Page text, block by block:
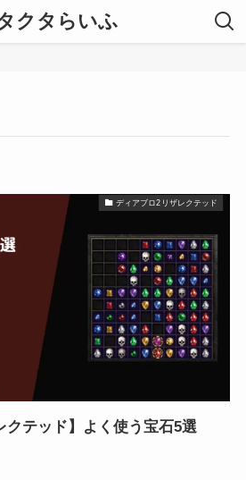
クタらいふ
ディアブロ2リザレクテッド
クテッド】よく使う宝石5選